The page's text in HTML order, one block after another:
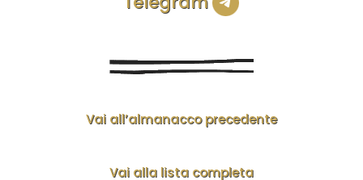
Vai all’almanacco precedente
Vai alla lista completa